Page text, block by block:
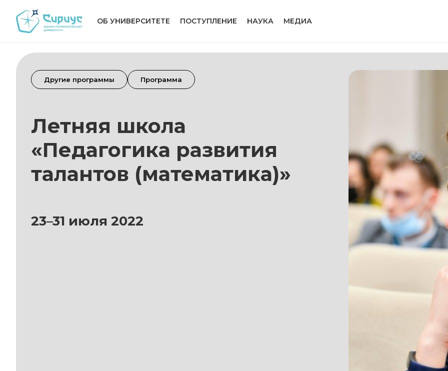
ОБ УНИВЕРСИТЕТЕ ПОСТУПЛЕНИЕ НАУКА МЕДИА
Другие программы Программа
Летняя школа
«Педагогика развития
талантов (математика)»
23–31 июля 2022